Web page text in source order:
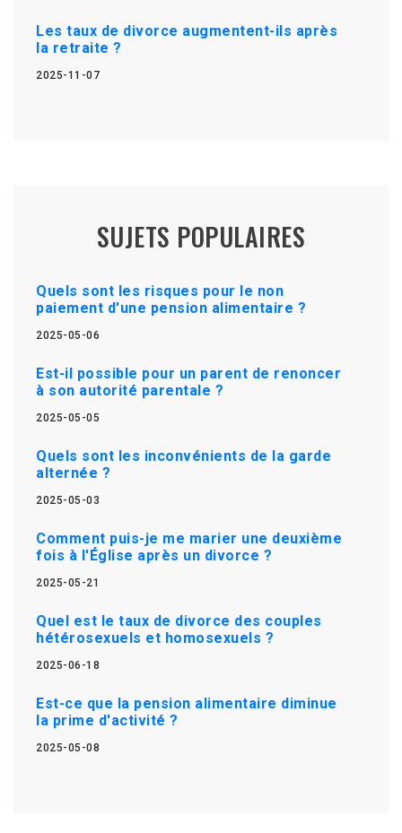
Les taux de divorce augmentent-ils après
la retraite ?
2025-11-07
SUJETS POPULAIRES
Quels sont les risques pour le non
paiement d'une pension alimentaire ?
2025-05-06
Est-il possible pour un parent de renoncer
à son autorité parentale ?
2025-05-05
Quels sont les inconvénients de la garde
alternée ?
2025-05-03
Comment puis-je me marier une deuxième
fois à l'Église après un divorce ?
2025-05-21
Quel est le taux de divorce des couples
hétérosexuels et homosexuels ?
2025-06-18
Est-ce que la pension alimentaire diminue
la prime d'activité ?
2025-05-08